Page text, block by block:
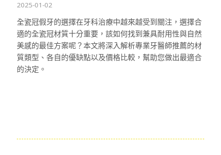
2025-01-02
全瓷冠假牙的選擇在牙科治療中越來越受到關注，選擇合
適的全瓷冠材質十分重要，該如何找到兼具耐用性與自然
美感的最佳方案呢？本文將深入解析專業牙醫師推薦的材
質類型、各自的優缺點以及價格比較，幫助您做出最適合
的決定。